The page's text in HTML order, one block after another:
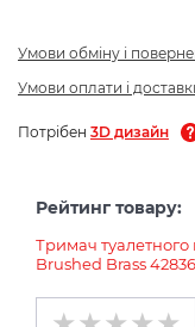
Умови обміну і
Умови оплати і
Потрібен 3D дизайн
Рейтинг товару:
Тримач туалетного
Brushed Brass